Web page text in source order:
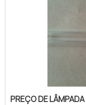
coleta
informações
PREÇO DE